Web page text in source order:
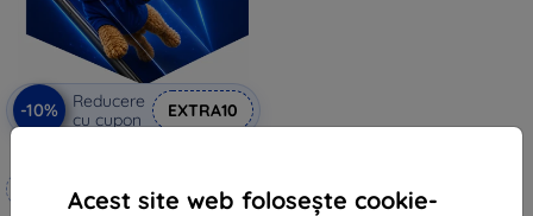
Acest site web folosește cookie-
-10%
Reducere
cu cupon
EXTRA10
Realizat la comandă